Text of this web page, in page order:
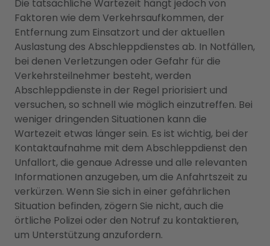
Die tatsächliche Wartezeit hängt jedoch von
Faktoren wie dem Verkehrsaufkommen, der
Entfernung zum Einsatzort und der aktuellen
Auslastung des Abschleppdienstes ab. In Notfällen,
bei denen Verletzungen oder Gefahr für die
Verkehrsteilnehmer besteht, werden
Abschleppdienste in der Regel priorisiert und
versuchen, so schnell wie möglich einzutreffen. Bei
weniger dringenden Situationen kann die
Wartezeit etwas länger sein. Es ist wichtig, bei der
Kontaktaufnahme mit dem Abschleppdienst den
Unfallort, die genaue Adresse und alle relevanten
Informationen anzugeben, um die Anfahrtszeit zu
verkürzen. Wenn Sie sich in einer gefährlichen
Situation befinden, zögern Sie nicht, auch die
örtliche Polizei oder den Notruf zu kontaktieren,
um Unterstützung anzufordern.